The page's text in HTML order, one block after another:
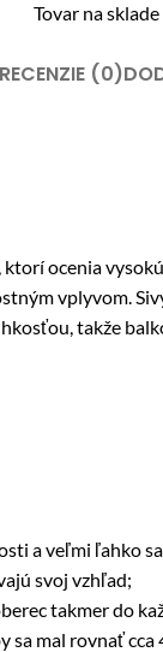
Tovar na
RECENZIE (0)
ocenia
vplyvom.
takže
a veľmi ľahko
svoj vzhľad;
takmer do
mal rovnať